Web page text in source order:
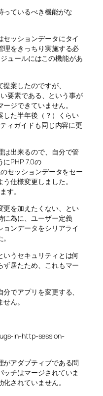
っているべき機能がな
セッションデータにタイ
理をきっちり実施する必
ュールにはこの機能があ
案したのですが、
要素である、という事が
ジできていません。
した半年後（？）くらい
ィガイドも同じ内容に更
は出来るので、自分で管
にPHP 7.0の
セッションデータをセー
仕様変更しました。
す。
更を加えたくない、とい
に為に、ユーザー定義
ョンデータをシリアライ
いうセキュリティとは何
ず居たため、これもマー
でアプリを変更する、
ん。
in-http-session-
がアダプティブである問
チはマージされていま
されていません。